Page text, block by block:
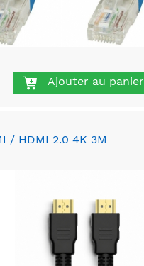
Ajouter au panier
/ HDMI 2.0 4K 3M